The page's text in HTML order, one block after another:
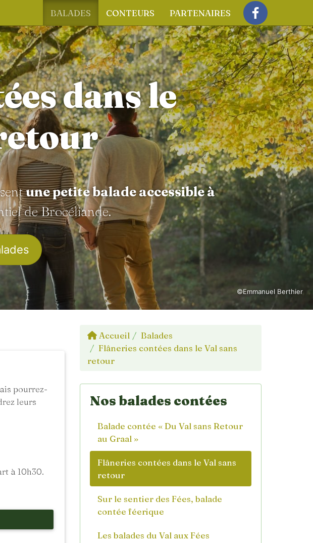
BALADES CONTEURS
PARTENAIRES
Facebook
©Emmanuel Berthier
dans le
une petite balade accessible à
de Brocéliande.
pourrez-
leurs
à 10h30.
Accueil
Balades
Flâneries contées dans le Val sans
retour
Nos balades contées
Balade contée « Du Val sans Retour
au Graal »
Flâneries contées dans le Val sans
retour
Sur le sentier des Fées, balade
contée féerique
Les balades du Val aux Fées